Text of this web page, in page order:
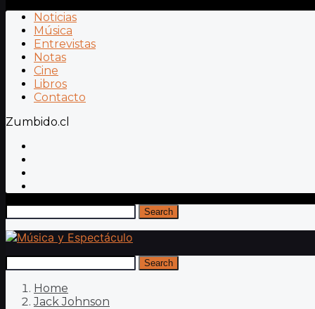
Noticias
Música
Entrevistas
Notas
Cine
Libros
Contacto
Zumbido.cl
Search
Search
Home
Jack Johnson